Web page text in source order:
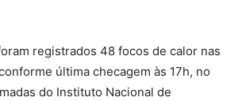
registrados 48 focos de calor nas
última checagem às 17h, no
do Instituto Nacional de